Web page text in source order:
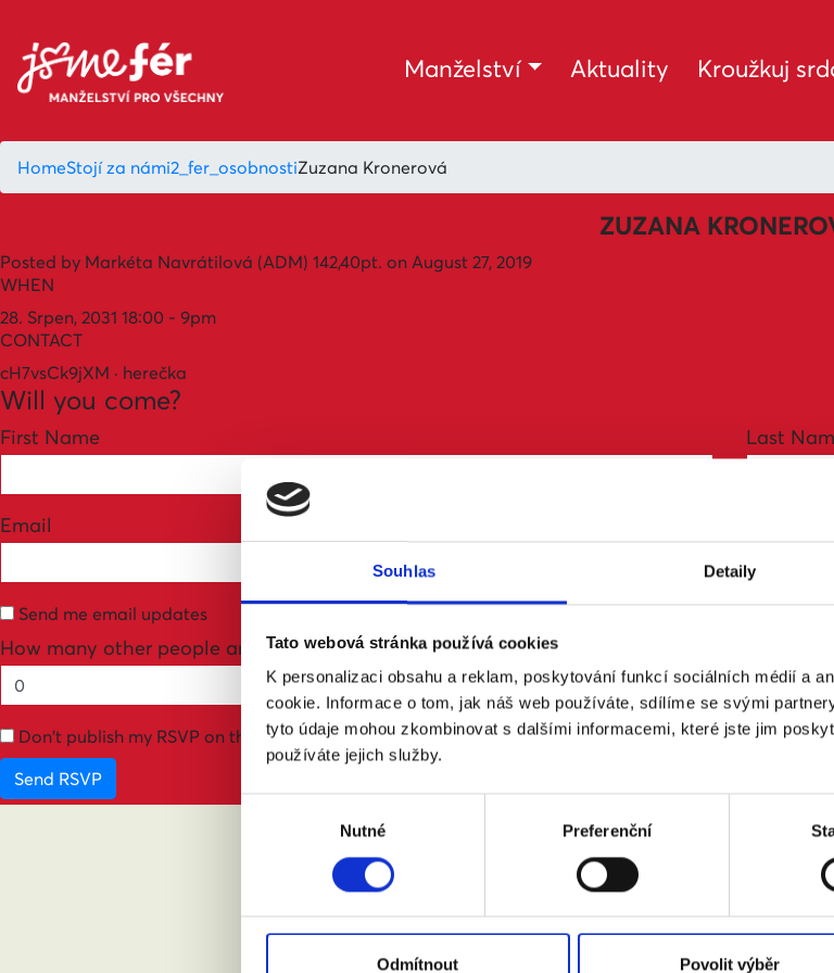
Souhlas Detaily
Tato webová stránka používá cookies
K personalizaci obsahu a reklam, poskytování funkcí sociálních médií a
cookie. Informace o tom, jak náš web používáte, sdílíme se svými
tyto údaje mohou zkombinovat s dalšími informacemi, které jste jim
používáte jejich služby.
Výběr
Nutné Preferenční
Odmítnout Povolit výběr
Manželství Aktuality Kroužkuj
HomeStojí za námi2_fer_osobnostiZuzana Kronerová
ZUZANA
Posted by Markéta Navrátilová (ADM) 142,40pt. on August 27, 2019
WHEN
28. Srpen, 2031 18:00 - 9pm
CONTACT
cH7vsCk9jXM · herečka
Will you come?
First Name Last
Email
Send me email updates
How many other people are you bringing?
Don't publish my RSVP on the website
ABY VÁM O MANŽELSTVÍ